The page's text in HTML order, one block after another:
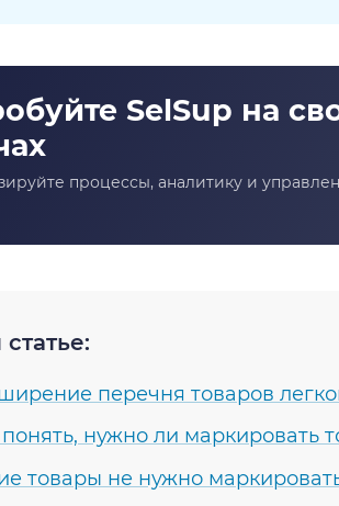
перечня товаров
нужно ли маркировать
товары не нужно